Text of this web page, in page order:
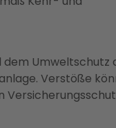
dem Umweltschutz
Verstöße